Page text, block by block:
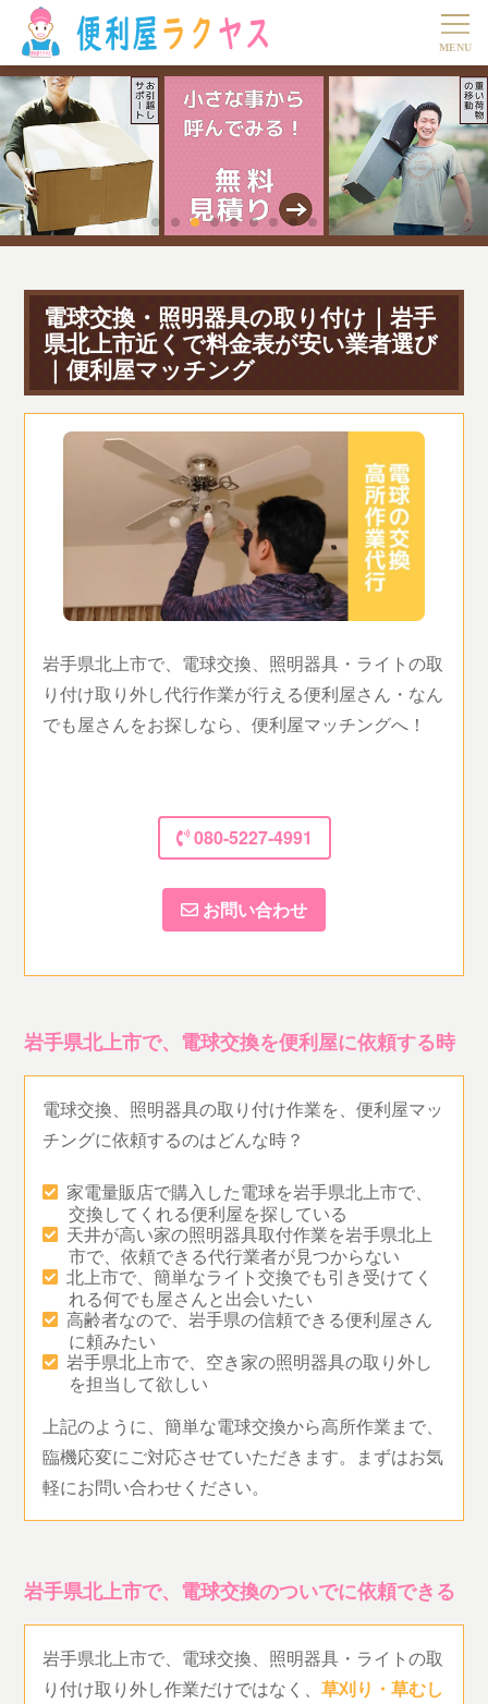
電球交換・照明器具の取り付け｜岩手
県北上市近くで料金表が安い業者選び
｜便利屋マッチング
岩手県北上市で、電球交換、照明器具・ライトの取
り付け取り外し代行作業が行える便利屋さん・なん
でも屋さんをお探しなら、便利屋マッチングへ！
080-5227-4991
お問い合わせ
岩手県北上市で、電球交換を便利屋に依頼する時
電球交換、照明器具の取り付け作業を、便利屋マッ
チングに依頼するのはどんな時？
家電量販店で購入した電球を岩手県北上市で、
交換してくれる便利屋を探している
天井が高い家の照明器具取付作業を岩手県北上
市で、依頼できる代行業者が見つからない
北上市で、簡単なライト交換でも引き受けてく
れる何でも屋さんと出会いたい
高齢者なので、岩手県の信頼できる便利屋さん
に頼みたい
岩手県北上市で、空き家の照明器具の取り外し
を担当して欲しい
上記のように、簡単な電球交換から高所作業まで、
臨機応変にご対応させていただきます。まずはお気
軽にお問い合わせください。
岩手県北上市で、電球交換のついでに依頼できる
岩手県北上市で、電球交換、照明器具・ライトの取
り付け取り外し作業だけではなく、草刈り・草むし